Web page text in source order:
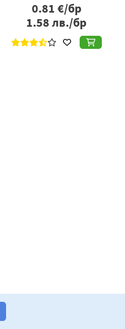
0.81€/бр
1.58лв./бр